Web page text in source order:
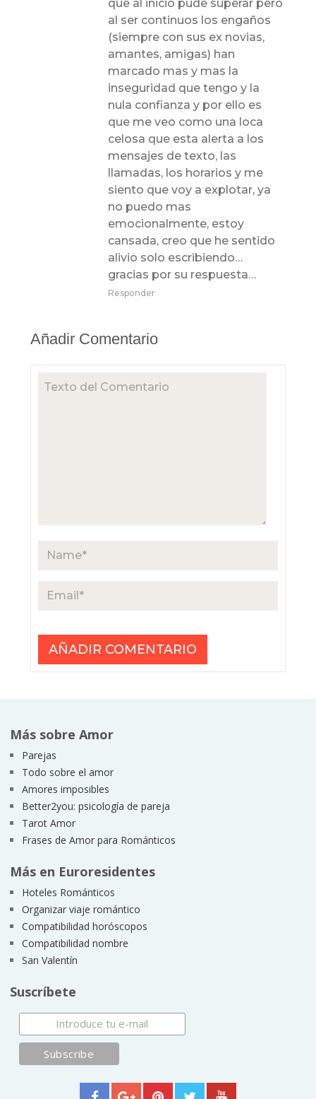
que al inicio pude superar pero
al ser continuos los engaños
(siempre con sus ex novias,
amantes, amigas) han
marcado mas y mas la
inseguridad que tengo y la
nula confianza y por ello es
que me veo como una loca
celosa que esta alerta a los
mensajes de texto, las
llamadas, los horarios y me
siento que voy a explotar, ya
no puedo mas
emocionalmente, estoy
cansada, creo que he sentido
alivio solo escribiendo…
gracias por su respuesta…
Responder
Añadir Comentario
Más sobre Amor
Parejas
Todo sobre el amor
Amores imposibles
Better2you: psicología de pareja
Tarot Amor
Frases de Amor para Románticos
Más en Euroresidentes
Hoteles Románticos
Organizar viaje romántico
Compatibilidad horóscopos
Compatibilidad nombre
San Valentín
Suscríbete